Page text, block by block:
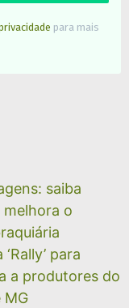
para mais
saiba
o
para
a produtores do
MG